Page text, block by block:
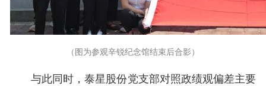
（图为参观辛锐纪念馆结束后合影）
与此同时，泰星股份党支部对照政绩观偏差主要